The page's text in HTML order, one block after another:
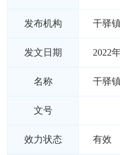
发布机构 干驿
发文日期 2022
名称 干驿
文号
效力状态 有效